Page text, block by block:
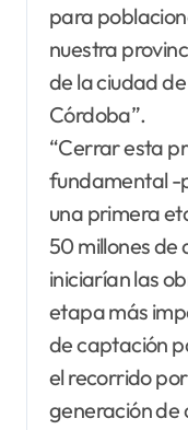
para
nuestra
de la ciudad
Córdoba”.
“Cerrar esta
fundamental -
una primera
50 millones de
iniciarían las
etapa más
de captación
el recorrido
generación de